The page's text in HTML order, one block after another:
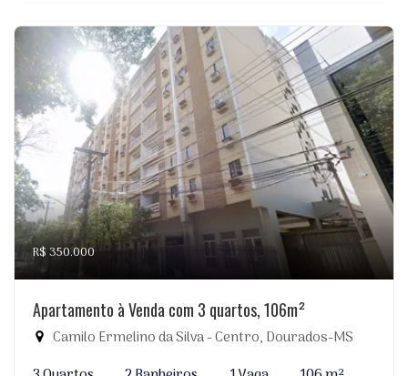
R$ 350.000
Apartamento à Venda com 3 quartos, 106m²
Camilo Ermelino da Silva - Centro, Dourados-MS